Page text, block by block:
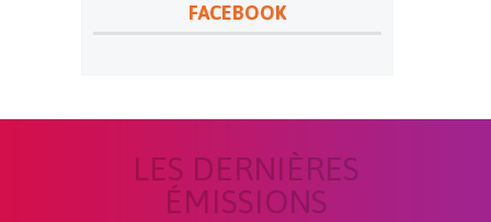
FACEBOOK
LES DERNIÈRES
ÉMISSIONS